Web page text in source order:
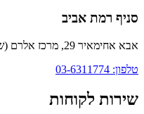
סניף רמת אביב
אבא אחימאיר 29, מרכז אלרם (שוסטר)
טלפון: 03-6311774
שירות לקוחות